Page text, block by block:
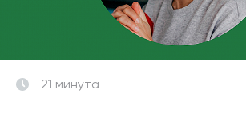
21 минута